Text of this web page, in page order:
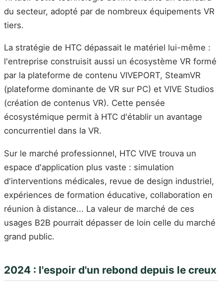
du secteur, adopté par de nombreux équipements VR
tiers.
La stratégie de HTC dépassait le matériel lui-même :
l'entreprise construisit aussi un écosystème VR formé
par la plateforme de contenu VIVEPORT, SteamVR
(plateforme dominante de VR sur PC) et VIVE Studios
(création de contenus VR). Cette pensée
écosystémique permit à HTC d'établir un avantage
concurrentiel dans la VR.
Sur le marché professionnel, HTC VIVE trouva un
espace d'application plus vaste : simulation
d'interventions médicales, revue de design industriel,
expériences de formation éducative, collaboration en
réunion à distance... La valeur de marché de ces
usages B2B pourrait dépasser de loin celle du marché
grand public.
2024 : l'espoir d'un rebond depuis le creux